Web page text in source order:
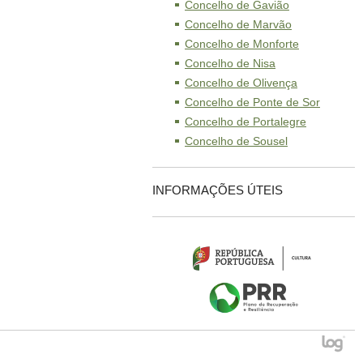
Concelho de Gavião
Concelho de Marvão
Concelho de Monforte
Concelho de Nisa
Concelho de Olivença
Concelho de Ponte de Sor
Concelho de Portalegre
Concelho de Sousel
INFORMAÇÕES ÚTEIS